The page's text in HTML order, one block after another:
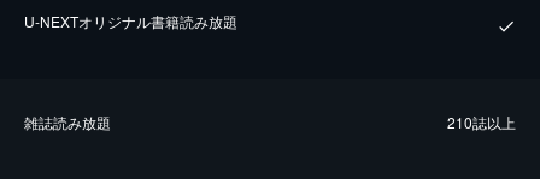
U-NEXTオリジナル書籍読み放題
雑誌読み放題 210誌以上